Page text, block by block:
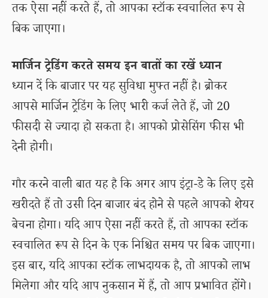
तक ऐसा नहीं करते हैं, तो आपका स्टॉक स्वचालित रूप से
बिक जाएगा।
मार्जिन ट्रेडिंग करते समय इन बातों का रखें ध्यान
ध्यान दें कि बाजार पर यह सुविधा मुफ्त नहीं है। ब्रोकर
आपसे मार्जिन ट्रेडिंग के लिए भारी कर्ज लेते हैं, जो 20
फीसदी से ज्यादा हो सकता है। आपको प्रोसेसिंग फीस भी
देनी होगी।
गौर करने वाली बात यह है कि अगर आप इंट्रा-डे के लिए इसे
खरीदते हैं तो उसी दिन बाजार बंद होने से पहले आपको शेयर
बेचना होगा। यदि आप ऐसा नहीं करते हैं, तो आपका स्टॉक
स्वचालित रूप से दिन के एक निश्चित समय पर बिक जाएगा।
इस बार, यदि आपका स्टॉक लाभदायक है, तो आपको लाभ
मिलेगा और यदि आप नुकसान में हैं, तो आप प्रभावित होंगे।